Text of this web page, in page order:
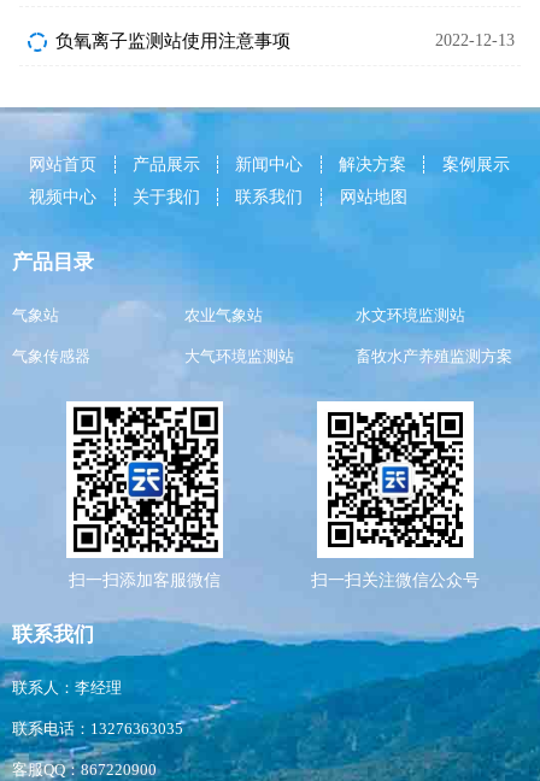
负氧离子监测站使用注意事项 2022-12-13
网站首页 产品展示 新闻中心 解决方案
案例展示
视频中心
关于我们 联系我们 网站地图
产品目录
气象站 农业气象站 水文环境监测站
气象传感器 大气环境监测站 畜牧水产养殖监测方案
扫一扫添加客服微信 扫一扫关注微信公众号
联系我们
联系人：李经理
联系电话：13276363035
客服QQ：867220900